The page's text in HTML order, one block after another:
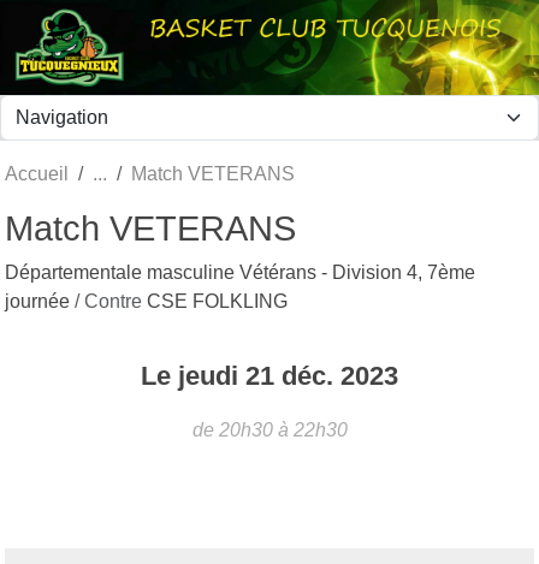
Accueil Match VETERANS
Match VETERANS
Départementale masculine Vétérans - Division 4, 7ème
journée / Contre CSE FOLKLING
Le jeudi 21 déc. 2023
de 20h30 à 22h30
Panneau de gestion des cookies